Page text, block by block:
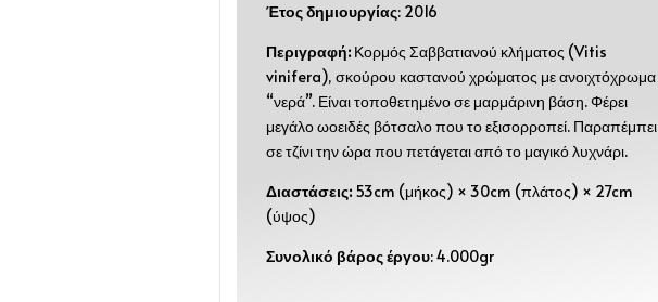
Έτος δημιουργίας: 2016
Περιγραφή:Κορμός Σαββατιανού κλήματος (Vitis
vinifera), σκούρου καστανού χρώματος με ανοιχτόχρωμα
“νερά”. Είναι τοποθετημένο σε μαρμάρινη βάση. Φέρει
μεγάλο ωοειδές βότσαλο που το εξισορροπεί. Παραπέμπει
σε τζίνι την ώρα που πετάγεται από το μαγικό λυχνάρι.
Διαστάσεις:53cm (μήκος) × 30cm (πλάτος) × 27cm
(ύψος)
Συνολικό βάρος έργου: 4.000gr